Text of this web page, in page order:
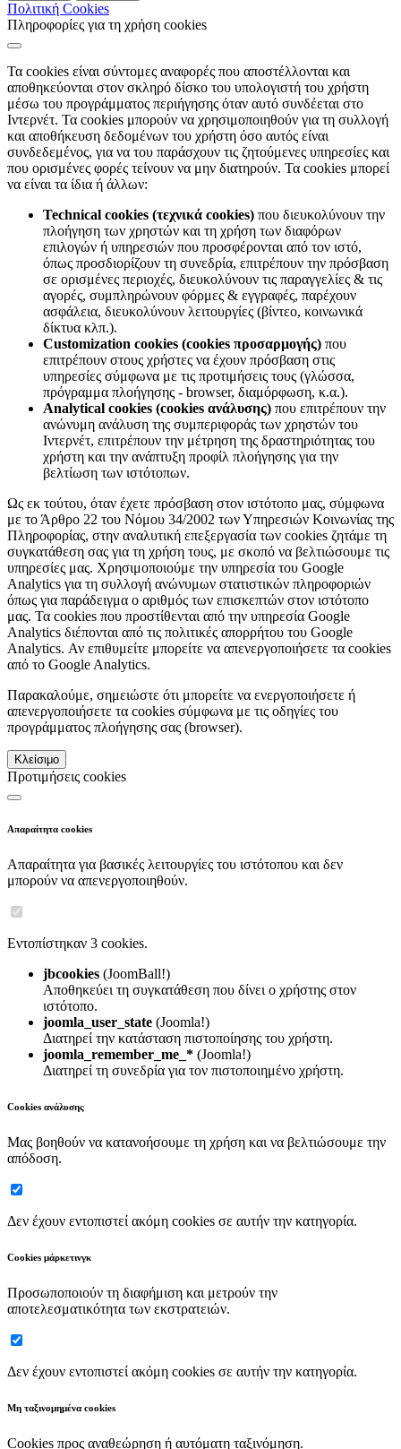
Πολιτική Cookies
Πληροφορίες για τη χρήση cookies
Τα cookies είναι σύντομες αναφορές που αποστέλλονται και
αποθηκεύονται στον σκληρό δίσκο του υπολογιστή του χρήστη
μέσω του προγράμματος περιήγησης όταν αυτό συνδέεται στο
Ιντερνέτ. Τα cookies μπορούν να χρησιμοποιηθούν για τη συλλογή
και αποθήκευση δεδομένων του χρήστη όσο αυτός είναι
συνδεδεμένος, για να του παράσχουν τις ζητούμενες υπηρεσίες και
που ορισμένες φορές τείνουν να μην διατηρούν. Τα cookies μπορεί
να είναι τα ίδια ή άλλων:
Technical cookies (τεχνικά cookies) που διευκολύνουν την
πλοήγηση των χρηστών και τη χρήση των διαφόρων
επιλογών ή υπηρεσιών που προσφέρονται από τον ιστό,
όπως προσδιορίζουν τη συνεδρία, επιτρέπουν την πρόσβαση
σε ορισμένες περιοχές, διευκολύνουν τις παραγγελίες & τις
αγορές, συμπληρώνουν φόρμες & εγγραφές, παρέχουν
ασφάλεια, διευκολύνουν λειτουργίες (βίντεο, κοινωνικά
δίκτυα κλπ.).
Customization cookies (cookies προσαρμογής) που
επιτρέπουν στους χρήστες να έχουν πρόσβαση στις
υπηρεσίες σύμφωνα με τις προτιμήσεις τους (γλώσσα,
πρόγραμμα πλοήγησης - browser, διαμόρφωση, κ.α.).
Analytical cookies (cookies ανάλυσης) που επιτρέπουν την
ανώνυμη ανάλυση της συμπεριφοράς των χρηστών του
Ιντερνέτ, επιτρέπουν την μέτρηση της δραστηριότητας του
χρήστη και την ανάπτυξη προφίλ πλοήγησης για την
βελτίωση των ιστότοπων.
Ως εκ τούτου, όταν έχετε πρόσβαση στον ιστότοπο μας, σύμφωνα
με το Άρθρο 22 του Νόμου 34/2002 των Υπηρεσιών Κοινωνίας της
Πληροφορίας, στην αναλυτική επεξεργασία των cookies ζητάμε τη
συγκατάθεση σας για τη χρήση τους, με σκοπό να βελτιώσουμε τις
υπηρεσίες μας. Χρησιμοποιούμε την υπηρεσία του Google
Analytics για τη συλλογή ανώνυμων στατιστικών πληροφοριών
όπως για παράδειγμα ο αριθμός των επισκεπτών στον ιστότοπο
μας. Τα cookies που προστίθενται από την υπηρεσία Google
Analytics διέπονται από τις πολιτικές απορρήτου του Google
Analytics. Αν επιθυμείτε μπορείτε να απενεργοποιήσετε τα cookies
από το Google Analytics.
Παρακαλούμε, σημειώστε ότι μπορείτε να ενεργοποιήσετε ή
απενεργοποιήσετε τα cookies σύμφωνα με τις οδηγίες του
προγράμματος πλοήγησης σας (browser).
Κλείσιμο
Προτιμήσεις cookies
Απαραίτητα cookies
Απαραίτητα για βασικές λειτουργίες του ιστότοπου και δεν
μπορούν να απενεργοποιηθούν.
Εντοπίστηκαν 3 cookies.
jbcookies (JoomBall!)
Αποθηκεύει τη συγκατάθεση που δίνει ο χρήστης στον
ιστότοπο.
joomla_user_state (Joomla!)
Διατηρεί την κατάσταση πιστοποίησης του χρήστη.
joomla_remember_me_* (Joomla!)
Διατηρεί τη συνεδρία για τον πιστοποιημένο χρήστη.
Cookies ανάλυσης
Μας βοηθούν να κατανοήσουμε τη χρήση και να βελτιώσουμε την
απόδοση.
Δεν έχουν εντοπιστεί ακόμη cookies σε αυτήν την κατηγορία.
Cookies μάρκετινγκ
Προσωποποιούν τη διαφήμιση και μετρούν την
αποτελεσματικότητα των εκστρατειών.
Δεν έχουν εντοπιστεί ακόμη cookies σε αυτήν την κατηγορία.
Μη ταξινομημένα cookies
Cookies προς αναθεώρηση ή αυτόματη ταξινόμηση.